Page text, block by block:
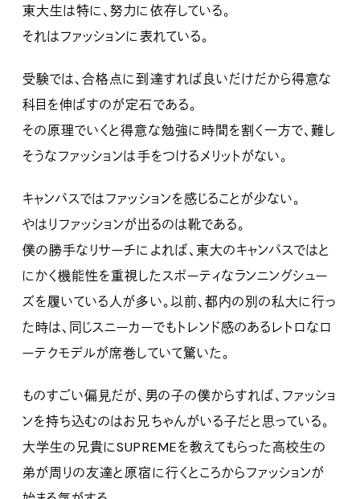
東大生は特に、努力に依存している。
それはファッションに表れている。
受験では、合格点に到達すれば良いだけだから得意な
科目を伸ばすのが定石である。
その原理でいくと得意な勉強に時間を割く一方で、難し
そうなファッションは手をつけるメリットがない。
キャンパスではファッションを感じることが少ない。
やはりファッションが出るのは靴である。
僕の勝手なリサーチによれば、東大のキャンパスではと
にかく機能性を重視したスポーティなランニングシュー
ズを履いている人が多い。以前、都内の別の私大に行っ
た時は、同じスニーカーでもトレンド感のあるレトロなロ
ーテクモデルが席巻していて驚いた。
ものすごい偏見だが、男の子の僕からすれば、ファッショ
ンを持ち込むのはお兄ちゃんがいる子だと思っている。
大学生の兄貴にSUPREMEを教えてもらった高校生の
弟が周りの友達と原宿に行くところからファッションが